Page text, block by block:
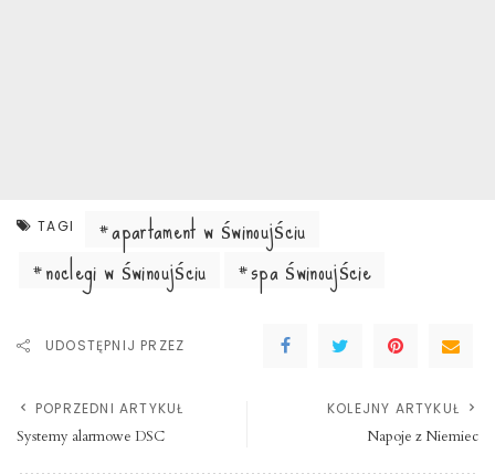
TAGI
apartament w świnoujściu
noclegi w świnoujściu
spa świnoujście
UDOSTĘPNIJ PRZEZ
POPRZEDNI ARTYKUŁ
Systemy alarmowe DSC
KOLEJNY ARTYKUŁ
Napoje z Niemiec